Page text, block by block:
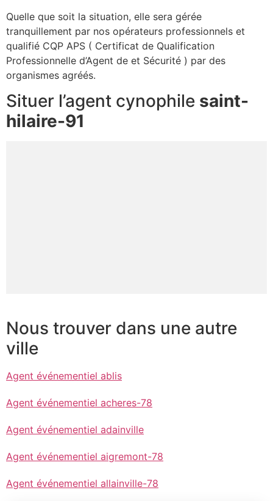
Quelle que soit la situation, elle sera gérée
tranquillement par nos opérateurs professionnels et
qualifié CQP APS ( Certificat de Qualification
Professionnelle d’Agent de et Sécurité ) par des
organismes agréés.
Situer l’agent cynophile saint-
hilaire-91
Nous trouver dans une autre
ville
Agent événementiel ablis
Agent événementiel acheres-78
Agent événementiel adainville
Agent événementiel aigremont-78
Agent événementiel allainville-78